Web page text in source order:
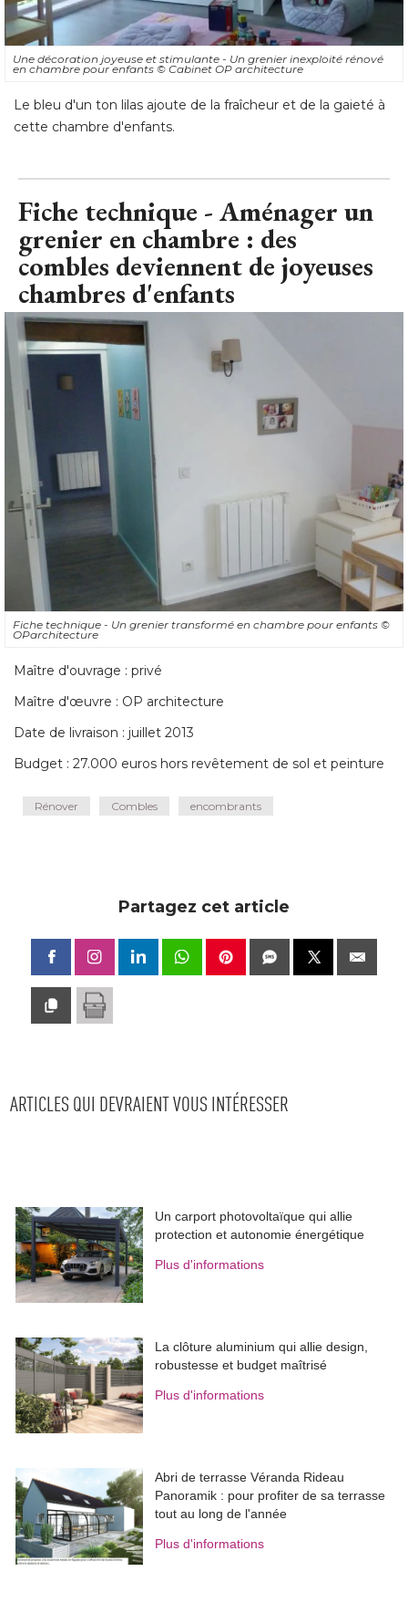
Une décoration joyeuse et stimulante - Un grenier inexploité rénové
en chambre pour enfants © Cabinet OP architecture
Le bleu d'un ton lilas ajoute de la fraîcheur et de la gaieté à
cette chambre d'enfants.
Fiche technique - Aménager un
grenier en chambre : des
combles deviennent de joyeuses
chambres d'enfants
Fiche technique - Un grenier transformé en chambre pour enfants ©
OParchitecture
Maître d'ouvrage : privé
Maître d'œuvre : OP architecture
Date de livraison : juillet 2013
Budget : 27.000 euros hors revêtement de sol et peinture
Rénover Combles encombrants
Partagez cet article
ARTICLES QUI DEVRAIENT VOUS INTÉRESSER
Un carport photovoltaïque qui allie
protection et autonomie énergétique
Plus d'informations
La clôture aluminium qui allie design,
robustesse et budget maîtrisé
Plus d'informations
Abri de terrasse Véranda Rideau
Panoramik : pour profiter de sa terrasse
tout au long de l'année
Plus d'informations